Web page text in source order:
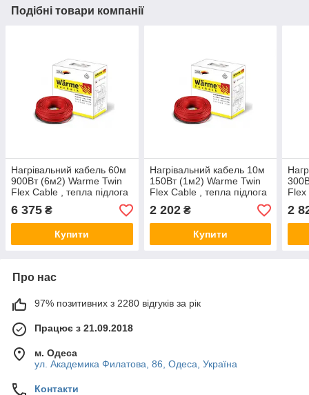
Подібні товари компанії
Нагрівальний кабель 60м
900Вт (6м2) Warme Twin
Flex Cable , тепла підлога
в плитковий клей,
електричний
6 375 ₴
Купити
Нагрівальний кабель 10м
150Вт (1м2) Warme Twin
Flex Cable , тепла підлога
в плитковий клей,
електричний
2 202₴
Купити
Flex
в
2
Про нас
97% позитивних з 2280 відгуків за рік
Працює з 21.09.2018
м. Одеса
ул. Академика Филатова, 86, Одеса, Україна
Контакти